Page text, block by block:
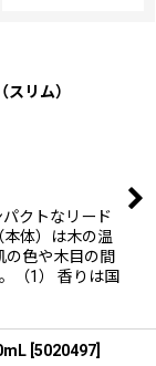
リム）
クトなリード
体）は木の温
の色や木目の間
（1） 香りは国
5020497